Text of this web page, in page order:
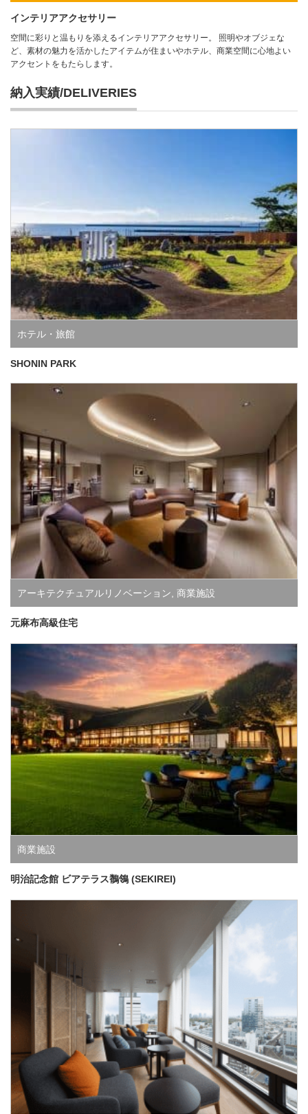
インテリアアクセサリー
空間に彩りと温もりを添えるインテリアアクセサリー。 照明やオブジェな
ど、素材の魅力を活かしたアイテムが住まいやホテル、商業空間に心地よい
アクセントをもたらします。
納入実績/DELIVERIES
ホテル・旅館
SHONIN PARK
アーキテクチュアルリノベーション 商業施設
元麻布高級住宅
商業施設
明治記念館 ビアテラス鶺鴒 (SEKIREI)